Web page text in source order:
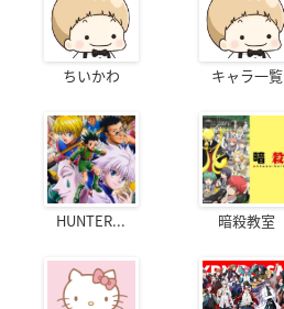
ちいかわ キャラ一覧
HUNTER... 暗殺教室